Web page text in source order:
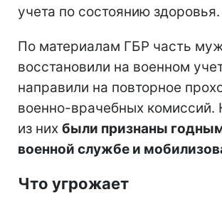
учета по состоянию здоровья.
По материалам ГБР часть
восстановили на военном
направили на повторное
военно-врачебных комиссий.
из них были признаны
военной службе и
Что угрожает